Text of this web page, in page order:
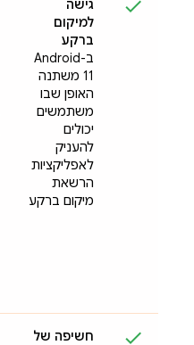
גישה
למיקום
ברקע
ב-Android
11 משתנה
האופן שבו
משתמשים
יכולים
להעניק
לאפליקציות
הרשאת
מיקום ברקע
חשיפה של